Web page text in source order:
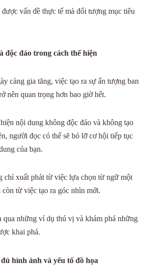
vấn đề thực tế mà đối tượng mục tiêu
độc đáo trong cách thể hiện
càng gia tăng, việc tạo ra sự ấn tượng ban
nên quan trọng hơn bao giờ hết.
nội dung không độc đáo và không tạo
người đọc có thể sẽ bỏ lỡ cơ hội tiếp tục
của bạn.
chỉ xuất phát từ việc lựa chọn từ ngữ một
còn từ việc tạo ra góc nhìn mới.
qua những ví dụ thú vị và khám phá những
khai phá.
hình ảnh và yếu tố đồ họa